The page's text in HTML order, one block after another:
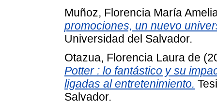
Muñoz, Florencia María
promociones, un nuevo
Universidad del Salvador.
Otazua, Florencia Laura de
Potter : lo fantástico y su
ligadas al entretenimiento.
Salvador.